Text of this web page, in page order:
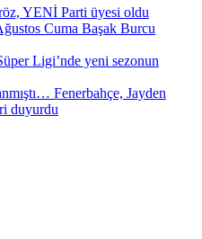
YENİ Parti üyesi oldu
Cuma Başak Burcu
Ligi’nde yeni sezonun
Fenerbahçe, Jayden
duyurdu